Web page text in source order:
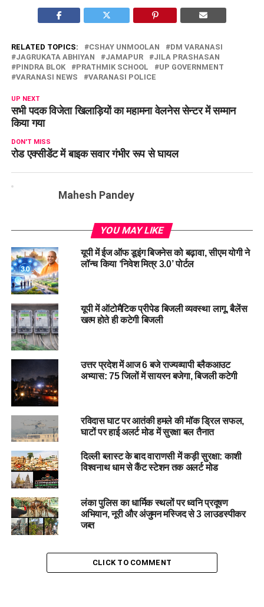
RELATED TOPICS: CSHAY UNMOOLAN
DM VARANASI
JAGRUKATA ABHIYAN
JAMAPUR
JILA PRASHASAN
PINDRA BLOK
PRATHMIK SCHOOL
UP GOVERNMENT
VARANASI NEWS
VARANASI POLICE
UP NEXT
सभी पदक विजेता खिलाड़ियों का महामना वेलनेस सेन्टर में सम्मान
किया गया
DON'T MISS
रोड एक्सीडेंट में बाइक सवार गंभीर रूप से घायल
Mahesh Pandey
YOU MAY LIKE
यूपी में ईज ऑफ डूइंग बिजनेस को बढ़ावा, सीएम योगी ने
लॉन्च किया ‘निवेश मित्र 3.0’ पोर्टल
यूपी में ऑटोमैटिक प्रीपेड बिजली व्यवस्था लागू, बैलेंस
खत्म होते ही कटेगी बिजली
उत्तर प्रदेश में आज 6 बजे राज्यव्यापी ब्लैकआउट
अभ्यास: 75 जिलों में सायरन बजेगा, बिजली कटेगी
रविदास घाट पर आतंकी हमले की मॉक ड्रिल सफल,
घाटों पर हाई अलर्ट मोड में सुरक्षा बल तैनात
दिल्ली ब्लास्ट के बाद वाराणसी में कड़ी सुरक्षा: काशी
विश्वनाथ धाम से कैंट स्टेशन तक अलर्ट मोड
लंका पुलिस का धार्मिक स्थलों पर ध्वनि प्रदूषण
अभियान, नूरी और अंजुमन मस्जिद से 3 लाउडस्पीकर
जब्त
CLICK TO COMMENT